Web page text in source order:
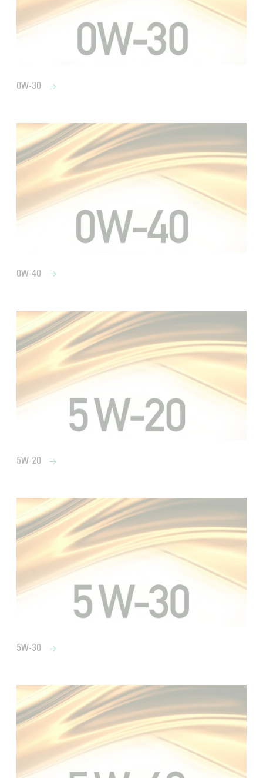
0W-30
0W-40
5W-20
5W-30